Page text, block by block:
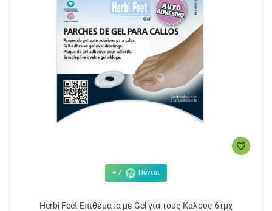
+ 7 Πόντοι
Herbi Feet Επιθέματα με Gel για τους Κάλους 6τμχ